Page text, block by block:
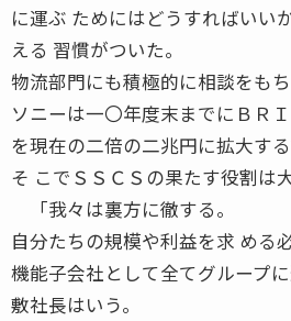
に運ぶ ためにはどうすればいい
える 習慣がついた。
物流部門にも積極的に相談をもち
ソニーは一〇年度末までにＢＲ
を現在の二倍の二兆円に拡大する
そ こでＳＳＣＳの果たす役割は
「我々は裏方に徹する。
自分たちの規模や利益を求 める
機能子会社として全てグループ
敷社長はいう。